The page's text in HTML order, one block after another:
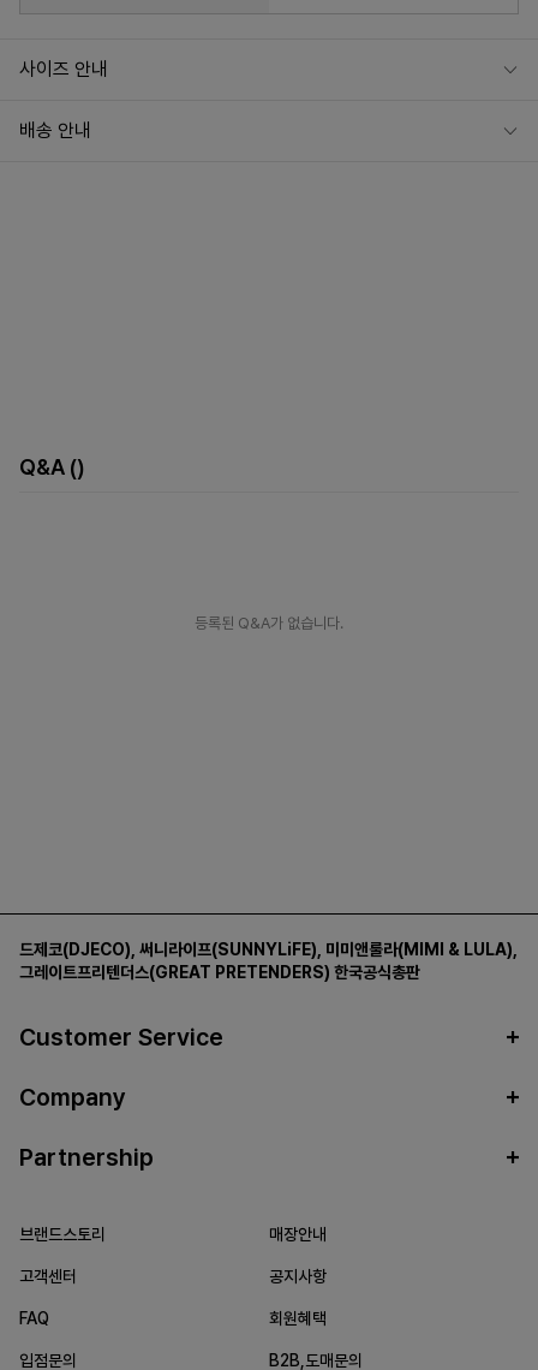
사이즈 안내
배송 안내
Q&A ()
등록된 Q&A가 없습니다.
드제코(DJECO) 써니라이프(SUNNYLiFE) 미미앤룰라(MIMI & LULA)
그레이트프리텐더스(GREAT PRETENDERS) 한국공식총판
Customer Service
Company
Partnership
브랜드스토리 매장안내
고객센터 공지사항
FAQ 회원혜택
입점문의 B2B,도매문의